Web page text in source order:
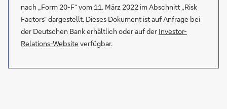
nach „Form 20-F“ vom 11. März 2022 im Abschnitt „Risk
Factors“ dargestellt. Dieses Dokument ist auf Anfrage bei
der Deutschen Bank erhältlich oder auf der Investor-
Relations-Website verfügbar.